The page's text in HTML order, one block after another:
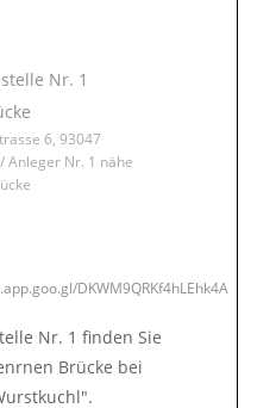
Nr. 1
6, 93047
Anleger Nr. 1 nähe
DKWM9QRKf4hLEhk4A
Nr. 1 finden Sie
Brücke bei